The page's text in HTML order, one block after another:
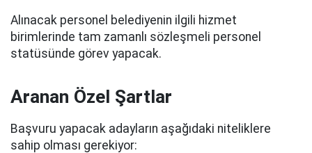
Alınacak personel belediyenin ilgili hizmet
birimlerinde tam zamanlı sözleşmeli personel
statüsünde görev yapacak.
Aranan Özel Şartlar
Başvuru yapacak adayların aşağıdaki niteliklere
sahip olması gerekiyor: